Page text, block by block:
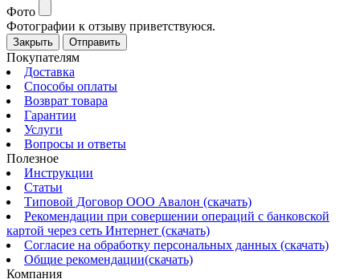
Фото
Фотографии к отзыву приветствуюся.
Закрыть Отправить
Покупателям
Доставка
Способы оплаты
Возврат товара
Гарантии
Услуги
Вопросы и ответы
Полезное
Инструкции
Статьи
Типовой Договор ООО Авалон (скачать)
Рекомендации при совершении операций с банковской
картой через сеть Интернет (скачать)
Согласие на обработку персональных данных (скачать)
Общие рекомендации(скачать)
Компания